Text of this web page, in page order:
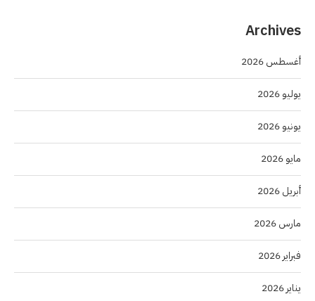
Archives
أغسطس 2026
يوليو 2026
يونيو 2026
مايو 2026
أبريل 2026
مارس 2026
فبراير 2026
يناير 2026